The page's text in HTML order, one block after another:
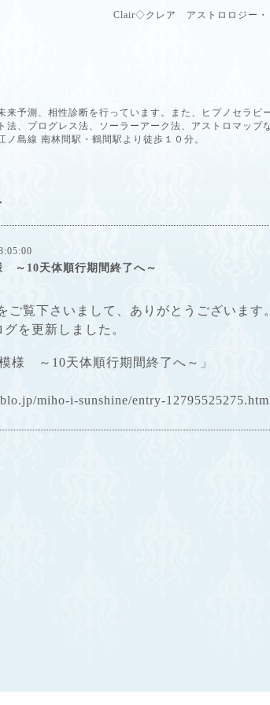
Clair◇クレア アストロロジー・
予測、相性診断を行っています。また、ヒプノセラピ
法、プログレス法、ソーラーアーク法、アストロマップ
島線 南林間駅・鶴間駅より徒歩１０分。
～10天体順行期間終了へ～
ご覧下さいまして、ありがとうございます
を更新しました。
模様 ～10天体順行期間終了へ～」
miho-i-sunshine/entry-